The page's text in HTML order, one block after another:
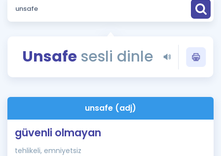
Sözlük
Rehberlik Aracı
ÖSYM Sınav Takvimi
Kampanyalar
Blog
Hakkımızda
Unsafe sesli dinle
unsafe (adj)
güvenli olmayan
tehlikeli, emniyetsiz